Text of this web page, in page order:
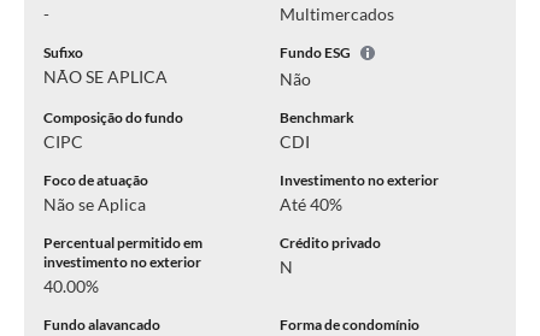
- Multimercados
Sufixo
NÃO SE APLICA
Fundo ESG
Não
Composição do fundo
CIPC
Benchmark
CDI
Foco de atuação
Não se Aplica
Investimento no exterior
Até 40%
Percentual permitido em
investimento no exterior
40.00%
Crédito privado
N
Fundo alavancado Forma de condomínio